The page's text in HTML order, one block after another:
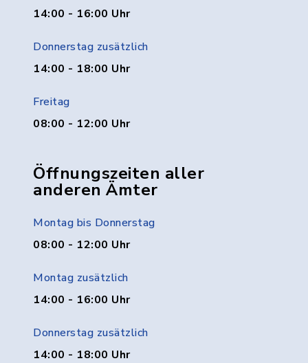
14:00 - 16:00 Uhr
Donnerstag zusätzlich
14:00 - 18:00 Uhr
Freitag
08:00 - 12:00 Uhr
Öffnungszeiten aller
anderen Ämter
Montag bis Donnerstag
08:00 - 12:00 Uhr
Montag zusätzlich
14:00 - 16:00 Uhr
Donnerstag zusätzlich
14:00 - 18:00 Uhr